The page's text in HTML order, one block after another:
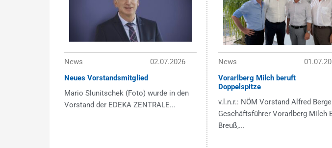
News
02.07.2026
Neues Vorstandsmitglied
Mario Slunitschek (Foto) wurde in den
Vorstand der EDEKA ZENTRALE...
News
Vorarlberg Milch beruft
Doppelspitze
v.l.n.r.: NÖM Vorstand Alfred
Geschäftsführer Vorarlberg Milch
Breuß,...